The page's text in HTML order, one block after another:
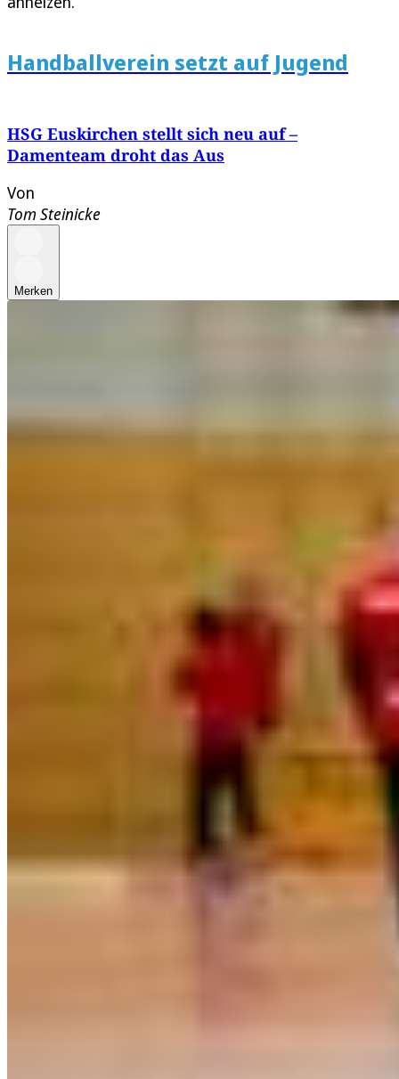
Handballverein setzt auf Jugend
HSG Euskirchen stellt sich neu auf –
Damenteam droht das Aus
Von
Tom Steinicke
Merken